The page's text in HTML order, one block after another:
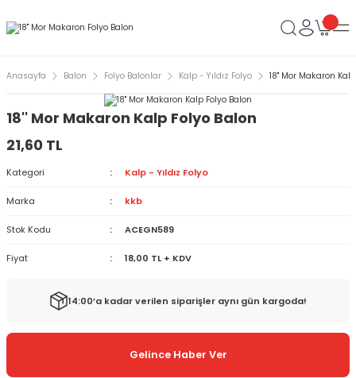
Anasayfa Balon Folyo Balonlar Kalp - Yıldız Folyo 18'' Mor Makaron
18'' Mor Makaron Kalp Folyo Balon
21,60 TL
Kategori Kalp - Yıldız Folyo
Marka kkb
Stok Kodu ACEGN589
Fiyat 18,00 TL + KDV
14:00’a kadar verilen siparişler aynı gün kargoda!
Gelince Haber Ver